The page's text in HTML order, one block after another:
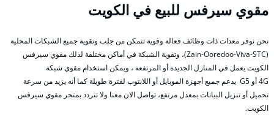
مقوي سيرفس للبيع في الكويت
نحن نوفر معدات ذات وظائف فعالة وقوية تتمكن من جلب وتقوية جميع الشبكات المحلية
(Zain-Ooredoo-Viva-STC)، وتقوية الشبكة في أماكن مختلفة لذلك مقوي سيرفس
الكويت يعمل في المنازل الجديدة أو المرتفعة ، ويمكن استخدام مقوي شبكة
4G أو G5 يدعم جميع أجهزة الموبايل أو اللابتوب لفترة طويلة كما أنه يزيد من سرعة
تحميل أو تنزيل البيانات بمعدل مرتفع، تواصل الان معنا ولا تتردد بمتجر مقوي سيرفس
الكويت.